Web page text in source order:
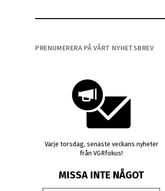
PRENUMERERA PÅ VÅRT NYHETSBREV
Varje torsdag, senaste veckans nyheter
från VGRfokus!
MISSA INTE NÅGOT